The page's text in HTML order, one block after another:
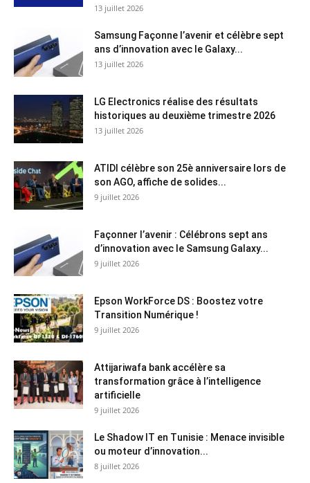
13 juillet 2026
Samsung Façonne l’avenir et célèbre sept
ans d’innovation avec le Galaxy...
13 juillet 2026
LG Electronics réalise des résultats
historiques au deuxième trimestre 2026
13 juillet 2026
ATIDI célèbre son 25è anniversaire lors de
son AGO, affiche de solides...
9 juillet 2026
Façonner l’avenir : Célébrons sept ans
d’innovation avec le Samsung Galaxy...
9 juillet 2026
Epson WorkForce DS : Boostez votre
Transition Numérique !
9 juillet 2026
Attijariwafa bank accélère sa
transformation grâce à l’intelligence
artificielle
9 juillet 2026
Le Shadow IT en Tunisie : Menace invisible
ou moteur d’innovation...
8 juillet 2026